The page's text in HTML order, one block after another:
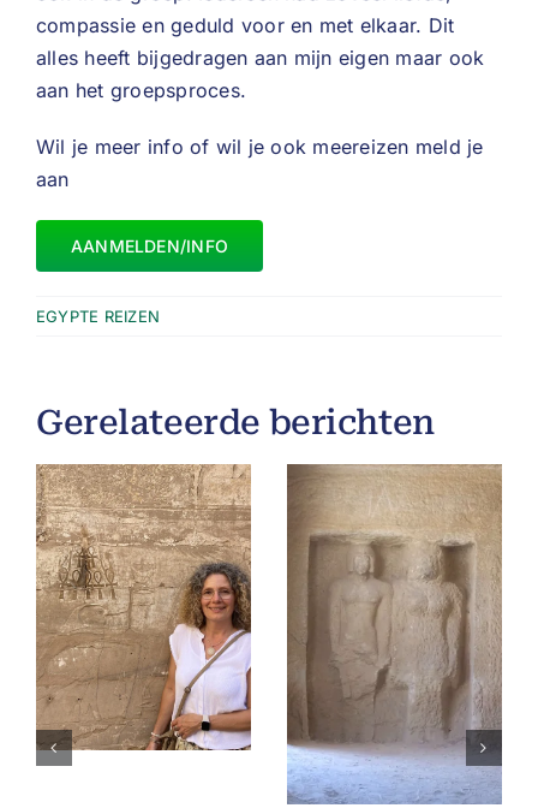
compassie en geduld voor en met elkaar. Dit
alles heeft bijgedragen aan mijn eigen maar ook
aan het groepsproces.
Wil je meer info of wil je ook meereizen meld je
aan
AANMELDEN/INFO
EGYPTE REIZEN
Gerelateerde berichten